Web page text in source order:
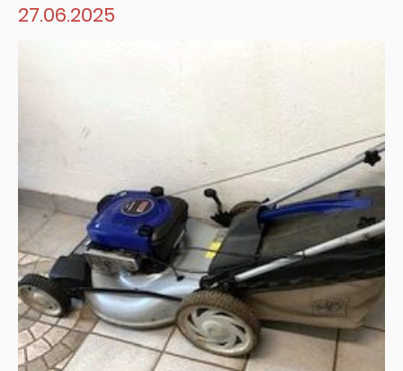
27.06.2025